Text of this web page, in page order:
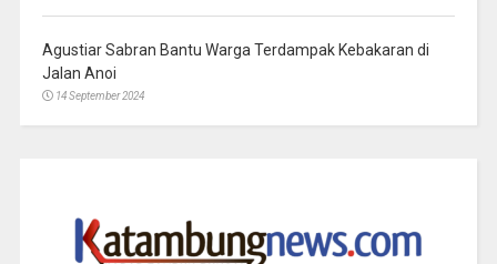
Agustiar Sabran Bantu Warga Terdampak Kebakaran di
Jalan Anoi
14 September 2024